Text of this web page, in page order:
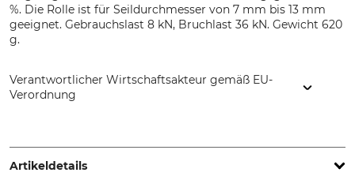
%. Die Rolle ist für Seildurchmesser von 7 mm bis 13 mm
geeignet. Gebrauchslast 8 kN, Bruchlast 36 kN. Gewicht 620
g.
Verantwortlicher Wirtschaftsakteur gemäß EU-
Verordnung
France, www.petzl.com
Artikeldetails